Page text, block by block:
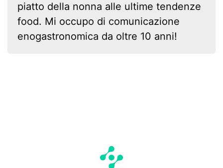
piatto della nonna alle ultime tendenze
food. Mi occupo di comunicazione
enogastronomica da oltre 10 anni!